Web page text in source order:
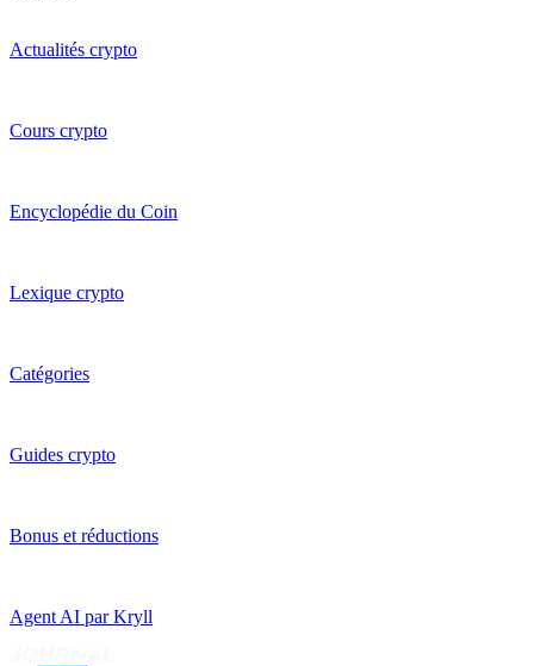
Actualités crypto
Cours crypto
Encyclopédie du Coin
Lexique crypto
Catégories
Guides crypto
Bonus et réductions
Agent AI par Kryll